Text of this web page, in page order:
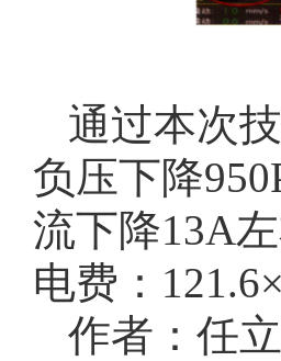
通过本次
负压下降
流下降13A
电费：
作者：任